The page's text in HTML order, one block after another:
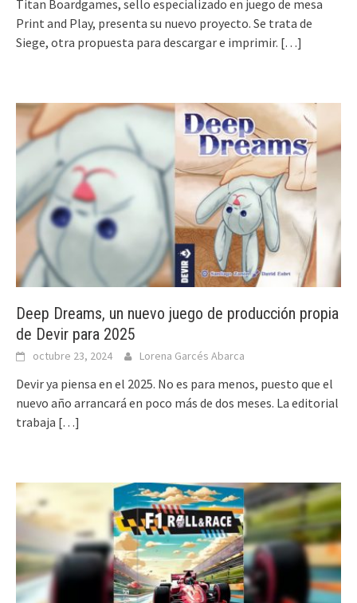
Titan Boardgames, sello especializado en juego de mesa
Print and Play, presenta su nuevo proyecto. Se trata de
Siege, otra propuesta para descargar e imprimir. […]
Deep Dreams, un nuevo juego de producción propia
de Devir para 2025
octubre 23, 2024 Lorena Garcés Abarca
Devir ya piensa en el 2025. No es para menos, puesto que el
nuevo año arrancará en poco más de dos meses. La editorial
trabaja […]